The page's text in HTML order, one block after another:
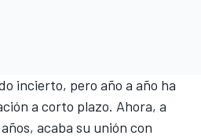
incierto, pero año a año ha
a corto plazo. Ahora, a
acaba su unión con